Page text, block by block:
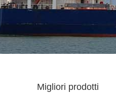
Migliori prodotti